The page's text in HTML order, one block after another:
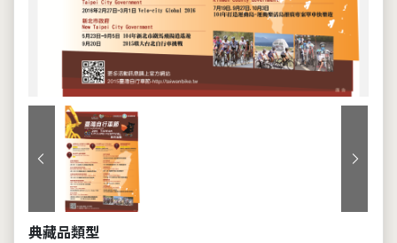
上一張 下一張
典藏品類型